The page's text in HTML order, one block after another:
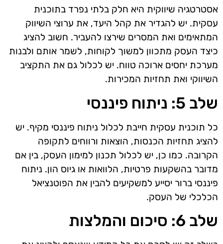
אסטרטגיה שיווקית היא חלק בלתי נפרד בתוכנית
עסקית. יש להגדיר את קהל היעד, את ערוצי השיווק
המתאימים ואת המסרים שירצו להעביר. חשוב להציג
כיצד העסק מתכוון למשוך לקוחות, לשמר אותם ולבנות
מערכת יחסים ארוכה טווח. יש לכלול גם את התקציב
השיווקי ואת תחזיות המכירות.
שלב 5: ניתוח פיננסי
כל תוכנית עסקית חייבת לכלול ניתוח פיננסי מקיף. יש
להציג תחזיות הכנסות, הוצאות ורווחים לתקופה
הקרובה. כמו כן, יש לכלול תכנון למימון העסק, בין אם
מדובר בהשקעות פרטיות, הלוואות או גיוס הון. ניתוח
פיננסי ברור יסייע למשקיעים להבין את הפוטנציאל
הכלכלי של העסק.
שלב 6: סיכום והמלצות